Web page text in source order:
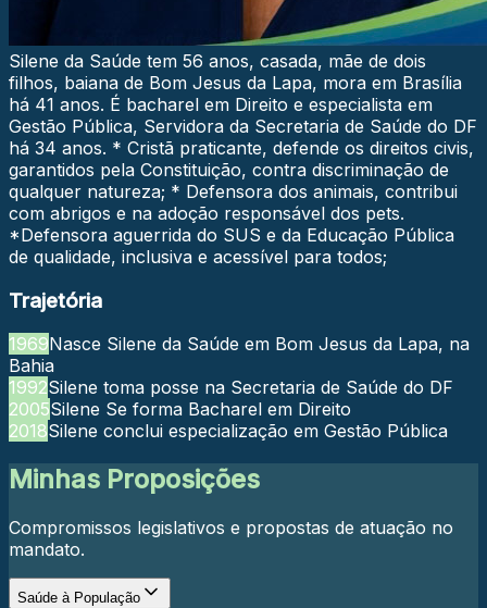
Silene da Saúde tem 56 anos, casada, mãe de dois
filhos, baiana de Bom Jesus da Lapa, mora em Brasília
há 41 anos. É bacharel em Direito e especialista em
Gestão Pública, Servidora da Secretaria de Saúde do DF
há 34 anos. * Cristã praticante, defende os direitos civis,
garantidos pela Constituição, contra discriminação de
qualquer natureza; * Defensora dos animais, contribui
com abrigos e na adoção responsável dos pets.
*Defensora aguerrida do SUS e da Educação Pública
de qualidade, inclusiva e acessível para todos;
Trajetória
1969Nasce Silene da Saúde em Bom Jesus da Lapa, na
Bahia
1992Silene toma posse na Secretaria de Saúde do DF
2005Silene Se forma Bacharel em Direito
2018Silene conclui especialização em Gestão Pública
Minhas Proposições
Compromissos legislativos e propostas de atuação no
mandato.
Saúde à População